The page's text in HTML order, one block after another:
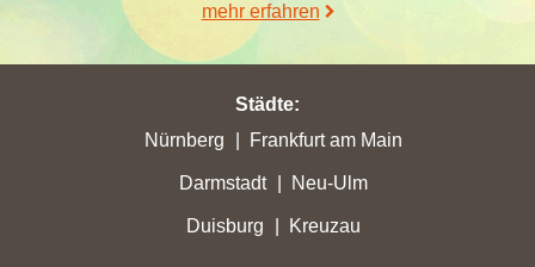
mehr erfahren
Städte:
Nürnberg
Frankfurt am Main
Darmstadt Neu-Ulm
Duisburg Kreuzau